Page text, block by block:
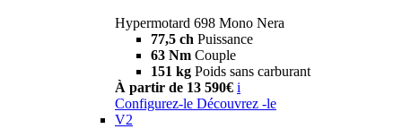
Hypermotard 698 Mono Nera
77,5 ch Puissance
63 Nm Couple
151 kg Poids sans carburant
À partir de 13 590€ i
Configurez-le Découvrez -le
V2